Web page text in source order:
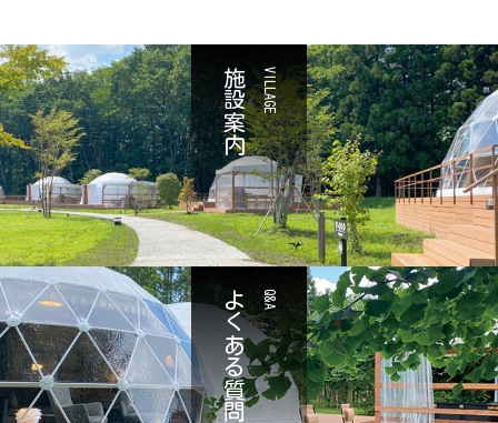
VILLAGE
施設案内
Q&A
よくある質問